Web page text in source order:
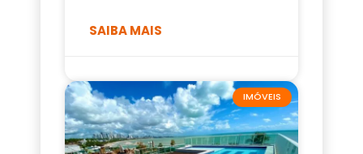
SAIBA MAIS
IMÓVEIS